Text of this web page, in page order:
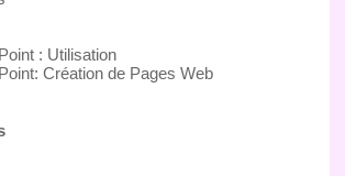
: Utilisation
Création de Pages Web